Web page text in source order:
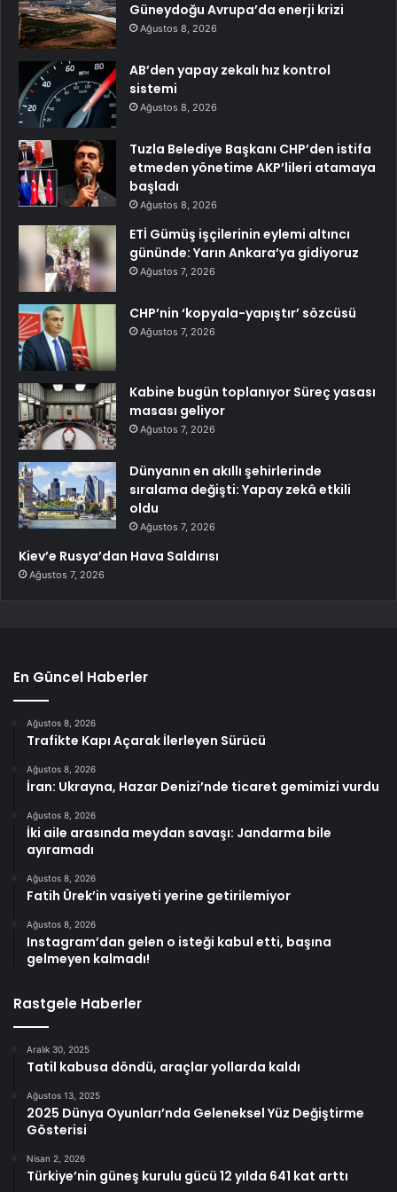
Güneydoğu Avrupa’da enerji krizi
Ağustos 8, 2026
AB’den yapay zekalı hız kontrol
sistemi
Ağustos 8, 2026
Tuzla Belediye Başkanı CHP’den istifa
etmeden yönetime AKP’lileri atamaya
başladı
Ağustos 8, 2026
ETİ Gümüş işçilerinin eylemi altıncı
gününde: Yarın Ankara’ya gidiyoruz
Ağustos 7, 2026
CHP’nin ‘kopyala-yapıştır’ sözcüsü
Ağustos 7, 2026
Kabine bugün toplanıyor Süreç yasası
masası geliyor
Ağustos 7, 2026
Dünyanın en akıllı şehirlerinde
sıralama değişti: Yapay zekâ etkili
oldu
Ağustos 7, 2026
Kiev’e Rusya’dan Hava Saldırısı
Ağustos 7, 2026
En Güncel Haberler
Ağustos 8, 2026
Trafikte Kapı Açarak İlerleyen Sürücü
Ağustos 8, 2026
İran: Ukrayna, Hazar Denizi’nde ticaret gemimizi vurdu
Ağustos 8, 2026
İki aile arasında meydan savaşı: Jandarma bile
ayıramadı
Ağustos 8, 2026
Fatih Ürek’in vasiyeti yerine getirilemiyor
Ağustos 8, 2026
Instagram’dan gelen o isteği kabul etti, başına
gelmeyen kalmadı!
Rastgele Haberler
Aralık 30, 2025
Tatil kabusa döndü, araçlar yollarda kaldı
Ağustos 13, 2025
2025 Dünya Oyunları’nda Geleneksel Yüz Değiştirme
Gösterisi
Nisan 2, 2026
Türkiye’nin güneş kurulu gücü 12 yılda 641 kat arttı